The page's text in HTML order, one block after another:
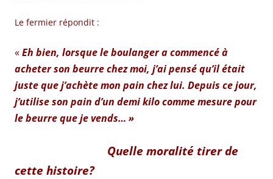
Le fermier répondit :
«Eh bien, lorsque le boulanger a commencé à
acheter son beurre chez moi, j’ai pensé qu’il était
juste que j’achète mon pain chez lui. Depuis ce jour,
j’utilise son pain d’un demi kilo comme mesure pour
le beurre que je vends… »
Quelle moralité tirer de
cette histoire?